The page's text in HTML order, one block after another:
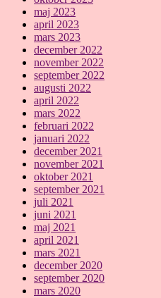
maj 2023
april 2023
mars 2023
december 2022
november 2022
september 2022
augusti 2022
april 2022
mars 2022
februari 2022
januari 2022
december 2021
november 2021
oktober 2021
september 2021
juli 2021
juni 2021
maj 2021
april 2021
mars 2021
december 2020
september 2020
mars 2020